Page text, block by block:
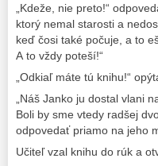
„Kdeže, nie preto!“
ktorý nemal starosti a
keď čosi také počuje, a to
A to vždy poteší!“
„Odkiaľ máte tú knihu!“
„Náš Janko ju dostal vlani
Boli by sme vtedy radšej
odpovedať priamo na jeho
Učiteľ vzal knihu do rúk a